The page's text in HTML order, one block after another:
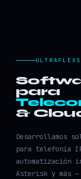
para
&
Desarrollamos
para telefonía
automatización
Asterisk y más